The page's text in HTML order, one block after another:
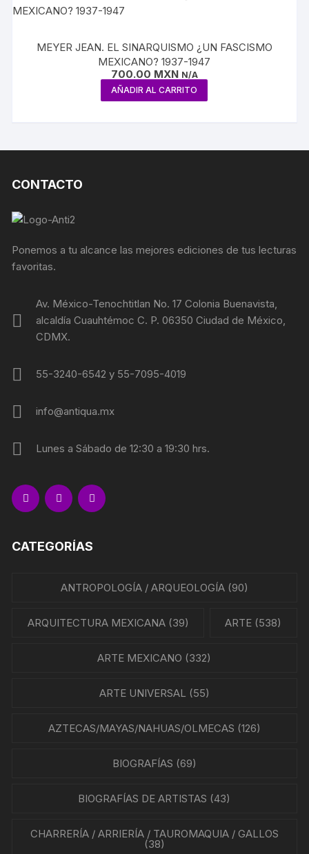
MEYER JEAN. EL SINARQUISMO ¿UN FASCISMO
MEXICANO? 1937-1947
700.00 MXN N/A
AÑADIR AL CARRITO
CONTACTO
Ponemos a tu alcance las mejores ediciones de tus lecturas
favoritas.
Av. México-Tenochtitlan No. 17 Colonia Buenavista,
alcaldía Cuauhtémoc C. P. 06350 Ciudad de México,
CDMX.
55-3240-6542 y 55-7095-4019
info@antiqua.mx
Lunes a Sábado de 12:30 a 19:30 hrs.
CATEGORÍAS
ANTROPOLOGÍA / ARQUEOLOGÍA(90)
ARQUITECTURA MEXICANA(39) ARTE (538)
ARTE MEXICANO (332)
ARTE UNIVERSAL (55)
AZTECAS/MAYAS/NAHUAS/OLMECAS (126)
BIOGRAFÍAS (69)
BIOGRAFÍAS DE ARTISTAS (43)
CHARRERÍA / ARRIERÍA / TAUROMAQUIA / GALLOS
(38)